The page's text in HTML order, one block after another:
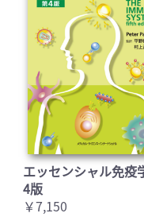
エッセンシャル免疫
4版
￥7,150